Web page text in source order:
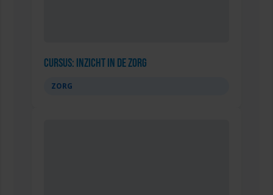
Cursus: Inzicht in de Zorg
ZORG